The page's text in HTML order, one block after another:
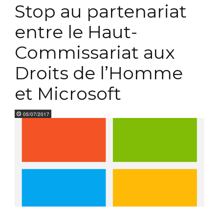
Stop au partenariat
entre le Haut-
Commissariat aux
Droits de l’Homme
et Microsoft
05/07/2017